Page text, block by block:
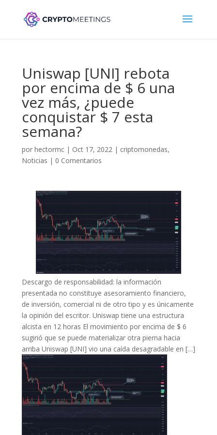
Uniswap [UNI] rebota
por encima de $ 6 una
vez más, ¿puede
conquistar $ 7 esta
semana?
por hectormc| Oct 17, 2022| criptomonedas,
Noticias | 0 Comentarios
Descargo de responsabilidad: la información
presentada no constituye asesoramiento financiero,
de inversión, comercial ni de otro tipo y es únicamente
la opinión del escritor. Uniswap tiene una estructura
alcista en 12 horas El movimiento por encima de $ 6
sugirió que se puede materializar otra pierna hacia
arriba Uniswap [UNI] vio una caída desagradable en […]